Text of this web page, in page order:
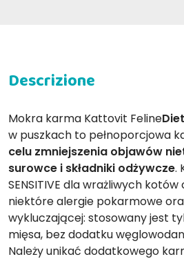
Mokra karma Kattovit Feline
w puszkach to pełnoporcjowa
celu zmniejszenia objawów
surowce i składniki odżywcze.
SENSITIVE dla wrażliwych
niektóre alergie pokarmowe
wykluczającej: stosowany jest
mięsa, bez dodatku
Należy unikać dodatkowego